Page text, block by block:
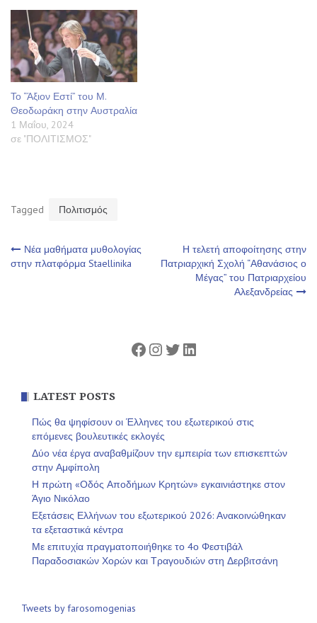
Το “Άξιον Εστί” του Μ.
Θεοδωράκη στην Αυστραλία
1 Μαΐου, 2024
σε "ΠΟΛΙΤΙΣΜΟΣ"
Tagged Πολιτισμός
Πλοήγηση
Νέα μαθήματα μυθολογίας
στην πλατφόρμα Staellinika
Η τελετή αποφοίτησης στην
Πατριαρχική Σχολή “Αθανάσιος ο
Μέγας” του Πατριαρχείου
Αλεξανδρείας
Facebook
Instagram
Twitter
Linkedin
LATEST POSTS
Πώς θα ψηφίσουν οι Έλληνες του εξωτερικού στις
επόμενες βουλευτικές εκλογές
Δύο νέα έργα αναβαθμίζουν την εμπειρία των επισκεπτών
στην Αμφίπολη
Η πρώτη «Οδός Αποδήμων Κρητών» εγκαινιάστηκε στον
Άγιο Νικόλαο
Εξετάσεις Ελλήνων του εξωτερικού 2026: Ανακοινώθηκαν
τα εξεταστικά κέντρα
Με επιτυχία πραγματοποιήθηκε το 4ο Φεστιβάλ
Παραδοσιακών Χορών και Τραγουδιών στη Δερβιτσάνη
Tweets by farosomogenias